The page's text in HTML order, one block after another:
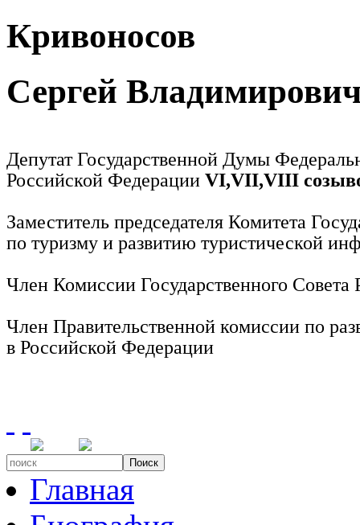
Кривоносов
Сергей
Депутат Государственной Думы
Российской Федерации VI,VII,VIII
Заместитель председателя Комитета
по туризму и развитию туристической
Член Комиссии Государственного
Член Правительственной комиссии по
в Российской Федерации
Поиск
Главная